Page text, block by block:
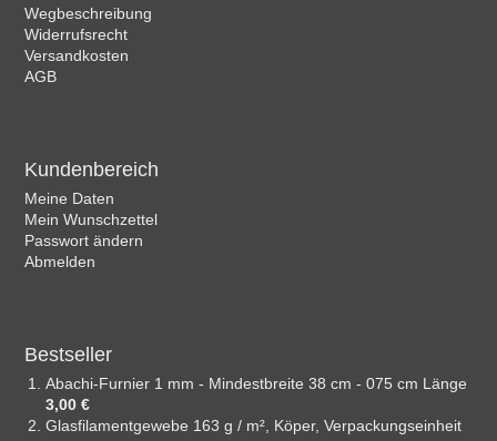
Wegbeschreibung
Widerrufsrecht
Versandkosten
AGB
Kundenbereich
Meine Daten
Mein Wunschzettel
Passwort ändern
Abmelden
Bestseller
Abachi-Furnier 1 mm - Mindestbreite 38 cm - 075 cm Länge
3,00 €
Glasfilamentgewebe 163 g / m², Köper, Verpackungseinheit